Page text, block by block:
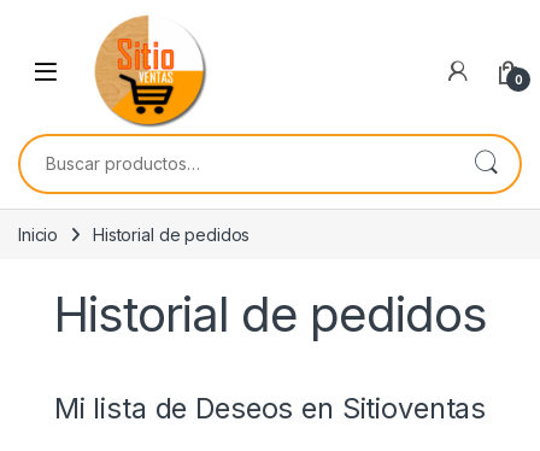
Skip to navigation
0
Buscar por:
Inicio Historial de pedidos
Historial de pedidos
Mi lista de Deseos en Sitioventas